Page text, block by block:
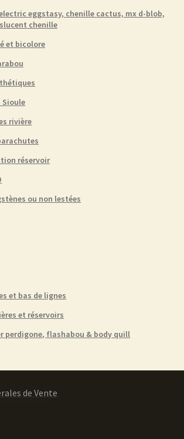
eggstasy, chenille cactus, mx d-blob,
chenille
et bicolore
Sioule
rivière
réservoir
ou non lestées
et bas de lignes
et réservoirs
perdigone, flashabou & body quill
de Vente